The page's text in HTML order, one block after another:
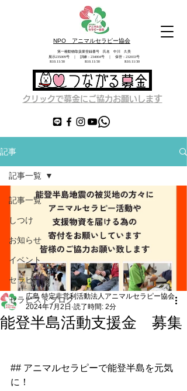
NPO アニマルセラピー協会
第一種動物取扱業登録番号 氏名 中川 久美
展示235009号 ｜ 訓練：234004号 ｜ 保管：232033号
​ R10.11/30 R10.11/30 R10.11/30
クリックで募金にご協力お願いします
記事
記事一覧
しつけ
お知らせ
イベント
セラピー犬
セラピストブログ
記事一覧
能登半島活動支援金 募集
広島 特定非営利活動法人アニマルセラピー協会
2024年7月2日 読了時間: 2分
## アニマルセラピーで能登半島を元気
に！